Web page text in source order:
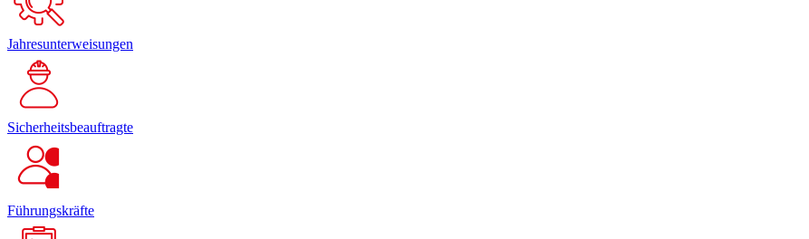
Jahresunterweisungen
Sicherheitsbeauftragte
Führungskräfte